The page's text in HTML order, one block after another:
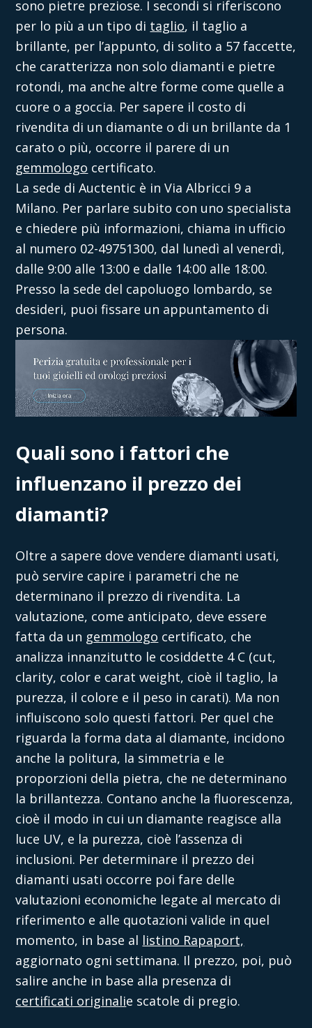
sono pietre preziose. I secondi si riferiscono
per lo più a un tipo di taglio, il taglio a
brillante, per l’appunto, di solito a 57 faccette,
che caratterizza non solo diamanti e pietre
rotondi, ma anche altre forme come quelle a
cuore o a goccia. Per sapere il costo di
rivendita di un diamante o di un brillante da 1
carato o più, occorre il parere di un
gemmologo certificato.
La sede diAuctentic è in Via Albricci 9 a
Milano. Per parlare subito con uno specialista
e chiedere più informazioni, chiama in ufficio
al numero 02-49751300, dal lunedì al venerdì,
dalle 9:00 alle 13:00 e dalle 14:00 alle 18:00.
Presso la sede del capoluogo lombardo, se
desideri, puoi fissare un appuntamento di
persona.
Quali sono i fattori che
influenzano il prezzo dei
diamanti?
Oltre a sapere dove vendere diamanti usati,
può servire capire i parametri che ne
determinano il prezzo di rivendita. La
valutazione, come anticipato, deve essere
fatta da un gemmologo certificato, che
analizza innanzitutto le cosiddette 4 C (cut,
clarity, color e carat weight, cioè il taglio, la
purezza, il colore e il peso in carati). Ma non
influiscono solo questi fattori. Per quel che
riguarda la forma data al diamante, incidono
anche la politura, la simmetria e le
proporzioni della pietra, che ne determinano
la brillantezza. Contano anche la fluorescenza,
cioè il modo in cui un diamante reagisce alla
luce UV, e la purezza, cioè l’assenza di
inclusioni. Per determinare il prezzo dei
diamanti usati occorre poi fare delle
valutazioni economiche legate al mercato di
riferimento e alle quotazioni valide in quel
momento, in base al listino Rapaport,
aggiornato ogni settimana. Il prezzo, poi, può
salire anche in base alla presenza di
certificati originalie scatole di pregio.